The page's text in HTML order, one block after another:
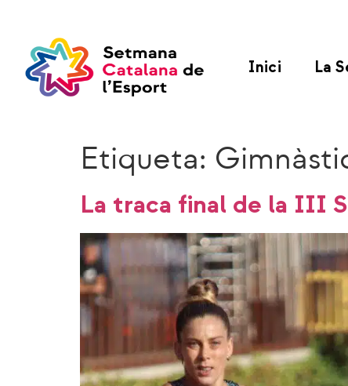
Inici La
Etiqueta:
La traca final de la III